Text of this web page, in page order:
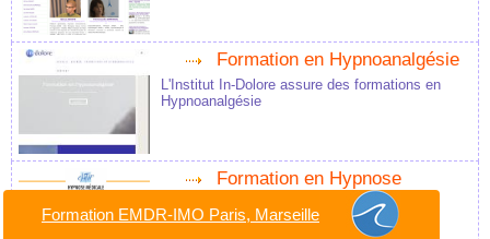
Formation en Hypnoanalgésie
L'Institut In-Dolore assure des formations en
Hypnoanalgésie
Formation en Hypnose
Formation en Hypnose Médicale à Paris
Formation EMDR-IMO Paris, Marseille